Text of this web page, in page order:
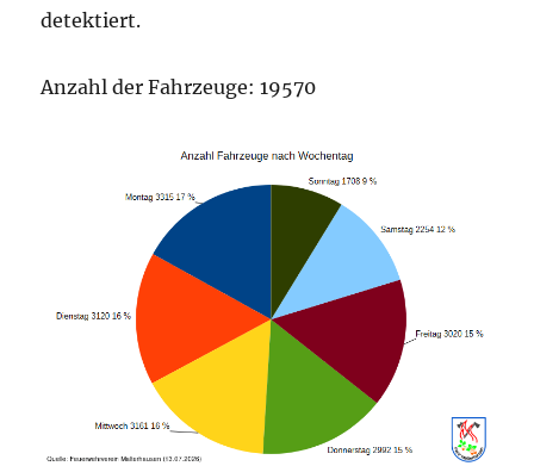
detektiert.
Anzahl der Fahrzeuge: 19570